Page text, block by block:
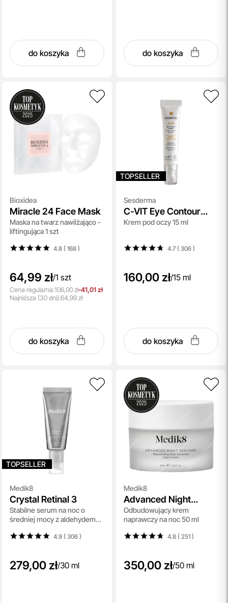
do koszyka do koszyka
Bioxidea
Miracle 24 Face Mask
Maska na twarz nawilżająco -
liftingująca 1 szt
4.8 ( 168)
64,99 zł/1 szt
Cena regularna:106,00 zł-41,01 zł
Najniższa (30 dni):64,99 zł
do koszyka
TOPSELLER
Sesderma
C-VIT Eye Contour
Cream
Krem pod oczy 15 ml
4.7 ( 306)
160,00 zł/15 ml
do koszyka
TOPSELLER
Medik8
Crystal Retinal 3
Stabilne serum na noc o
średniej mocy z aldehydem
4.9 ( 306)
279,00 zł/30 ml
Medik8
Advanced Night
Restore
Odbudowujący krem
naprawczy na noc 50 ml
4.8 ( 251)
350,00 zł/50 ml